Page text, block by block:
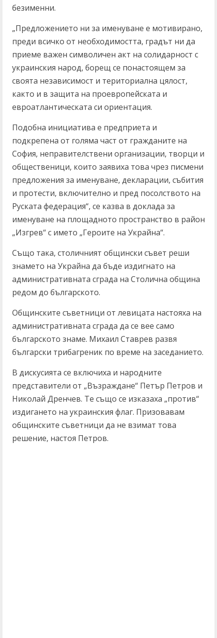
безименни.
„Предложението ни за именуване е мотивирано,
преди всичко от необходимостта, градът ни да
приеме важен символичен акт на солидарност с
украинския народ, борещ се понастоящем за
своята независимост и териториална цялост,
както и в защита на проевропейската и
евроатлантическата си ориентация.
Подобна инициатива е предприета и
подкрепена от голяма част от гражданите на
София, неправителствени организации, творци и
общественици, които заявиха това чрез писмени
предложения за именуване, декларации, събития
и протести, включително и пред посолството на
Руската федерация“, се казва в доклада за
именуване на площадното пространство в район
„Изгрев“ с името „Героите на Украйна“.
Също така, столичният общински съвет реши
знамето на Украйна да бъде издигнато на
административната сграда на Столична община
редом до българското.
Общинските съветници от левицата настояха на
административната сграда да се вее само
българското знаме. Михаил Ставрев развя
български трибагреник по време на заседанието.
В дискусията се включиха и народните
представители от „Възраждане“ Петър Петров и
Николай Дренчев. Те също се изказаха „против“
издигането на украинския флаг. Призовавам
общинските съветници да не взимат това
решение, настоя Петров.